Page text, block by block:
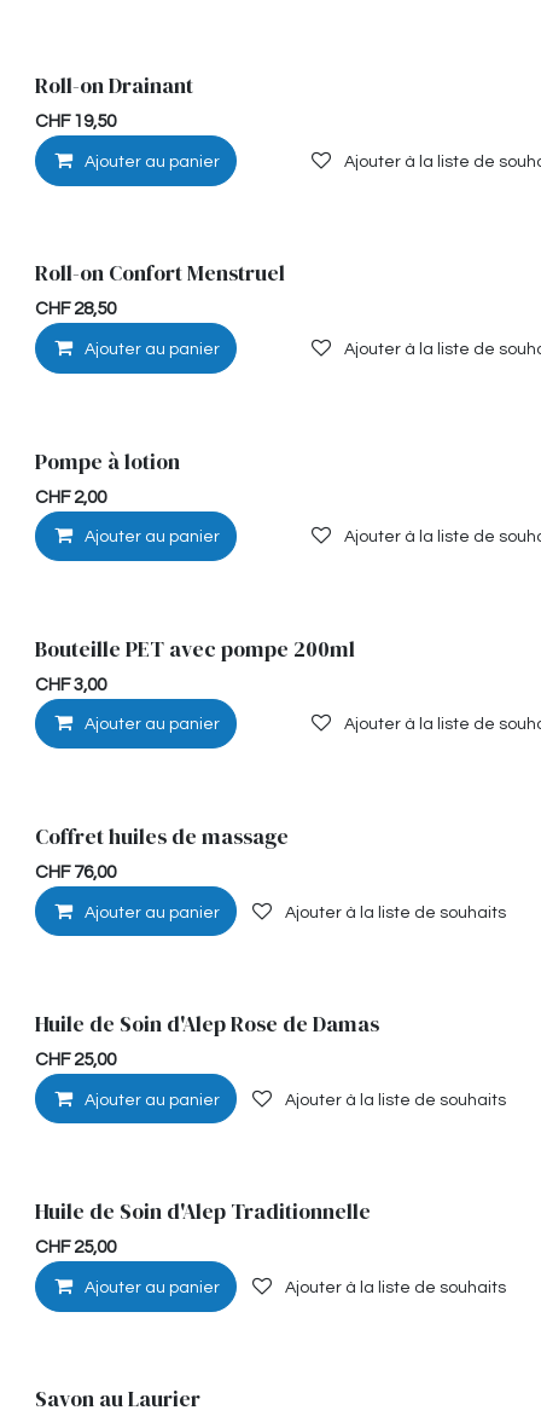
Stimulante
Roll-on Drainant
CHF 19,50
Ajouter au panier Ajouter à la liste de
Détente
Roll-on Confort Menstruel
CHF 28,50
Ajouter au panier Ajouter à la liste de
Pompe à lotion
CHF 2,00
Ajouter au panier Ajouter à la liste de
Bouteille PET avec pompe 200ml
CHF3,00
Ajouter au panier Ajouter à la liste de
Coffret huiles de massage
CHF 76,00
Ajouter au panier Ajouter à la liste de souhaits
Huile de Soin d'Alep Rose de Damas
CHF 25,00
Ajouter au panier Ajouter à la liste de souhaits
Huile de Soin d'Alep Traditionnelle
CHF 25,00
Ajouter au panier Ajouter à la liste de souhaits
Savon au Laurier